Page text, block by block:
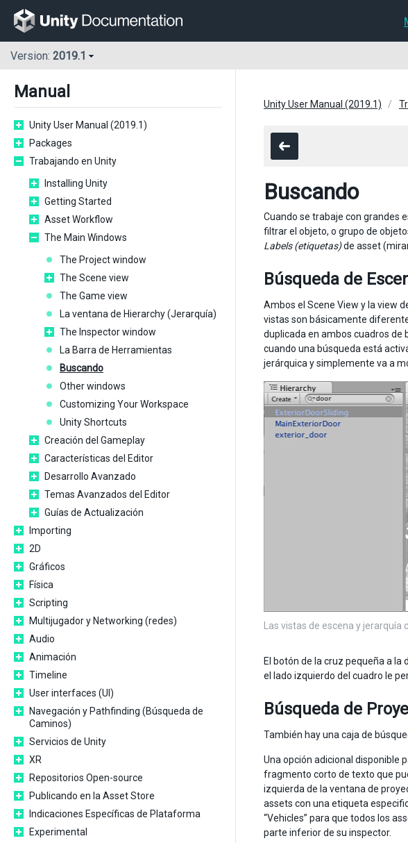
Version: 2019.1
Manual
Unity User Manual (2019.1)
Packages
Trabajando en Unity
Installing Unity
Getting Started
Asset Workflow
The Main Windows
The Project window
The Scene view
The Game view
La ventana de Hierarchy (Jerarquía)
The Inspector window
La Barra de Herramientas
Buscando
Other windows
Customizing Your Workspace
Unity Shortcuts
Creación del Gameplay
Características del Editor
Desarrollo Avanzado
Temas Avanzados del Editor
Guías de Actualización
Importing
2D
Gráficos
Física
Scripting
Multijugador y Networking (redes)
Audio
Animación
Timeline
User interfaces (UI)
Navegación y Pathfinding (Búsqueda de
Caminos)
Servicios de Unity
XR
Repositorios Open-source
Publicando en la Asset Store
Indicaciones Específicas de Plataforma
Experimental
Unity User Manual (2019.1)
Buscando
Cuando se trabaje con grandes
filtrar el objeto, o grupo de
Labels (etiquetas)de asset
Búsqueda de
Ambos el Scene View y la view
vistas son básicamente
duplicada en ambos cuadros de
cuando una búsqueda está
jerárquica y simplemente va a
Las vistas de escena y
El botón de la cruz pequeña a
el lado izquierdo del cuadro le
Búsqueda de
También hay una caja de
Una opción adicional disponible
fragmento corto de texto que
izquierda de la ventana de
assets con una etiqueta
“Vehicles” para que todos los
parte inferior de su inspector.